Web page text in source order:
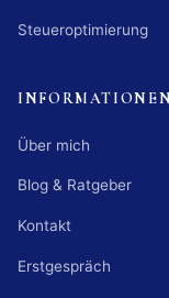
Steueroptimierung
INFORMATIONEN
Über mich
Blog & Ratgeber
Kontakt
Erstgespräch